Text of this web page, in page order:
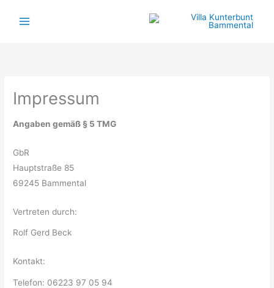
Inhalt
Impressum
Angaben gemäß § 5 TMG
GbR
Hauptstraße 85
69245 Bammental
Vertreten durch:
Rolf Gerd Beck
Kontakt:
Telefon: 06223 97 05 94